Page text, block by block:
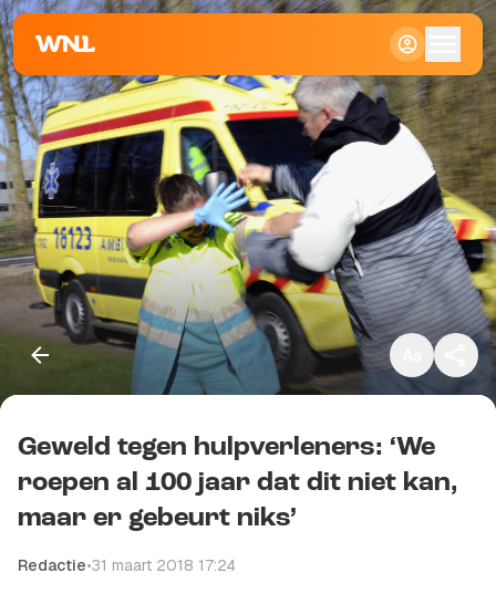
Klein
Standaard
Groot
Kopieer link
Geweld tegen hulpverleners: ‘We
roepen al 100 jaar dat dit niet kan,
maar er gebeurt niks’
Redactie•31 maart 2018 17:24